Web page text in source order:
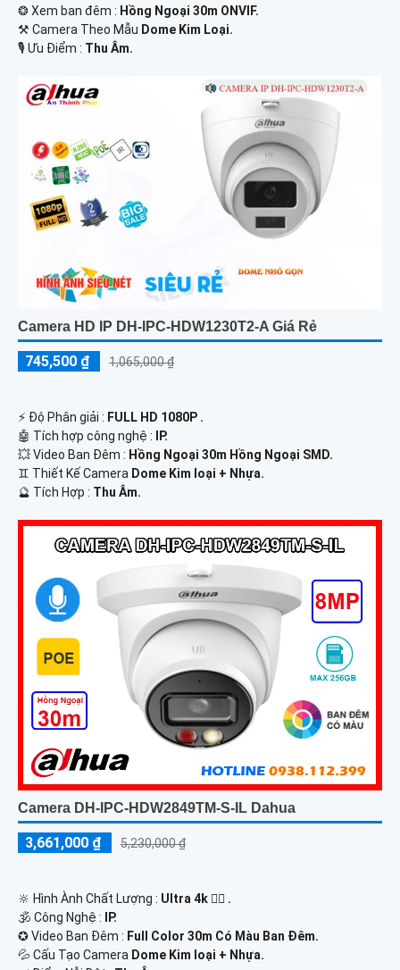
❂ Xem ban đêm : Hồng Ngoại 30m ONVIF.
⚒ Camera Theo Mẫu Dome Kim Loại.
️🎙 Ưu Điểm : Thu Âm.
Camera HD IP DH-IPC-HDW1230T2-A Giá Rẻ
745,500 ₫ 1,065,000 ₫
️⚡ Độ Phân giải : FULL HD 1080P .
🤖️ Tích hợp công nghệ : IP.
💥 Video Ban Đêm : Hồng Ngoại 30m Hồng Ngoại SMD.
♊ Thiết Kế Camera Dome Kim loại + Nhựa.
️🔮 Tích Hợp : Thu Âm.
Camera DH-IPC-HDW2849TM-S-IL Dahua
3,661,000 ₫ 5,230,000 ₫
🔆 Hình Ành Chất Lượng : Ultra 4k 👍🏾 .
🕉️ Công Nghệ :
IP.
✪ Video Ban Đêm : Full Color 30m Có Màu Ban Ðêm.
💦 Cấu Tạo Camera Dome Kim loại + Nhựa.